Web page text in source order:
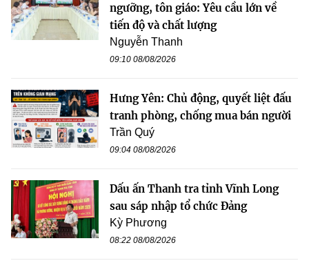
ngưỡng, tôn giáo: Yêu cầu lớn về
tiến độ và chất lượng
Nguyễn Thanh
09:10 08/08/2026
Hưng Yên: Chủ động, quyết liệt đấu
tranh phòng, chống mua bán người
Trần Quý
09:04 08/08/2026
Dấu ấn Thanh tra tỉnh Vĩnh Long
sau sáp nhập tổ chức Đảng
Kỳ Phương
08:22 08/08/2026